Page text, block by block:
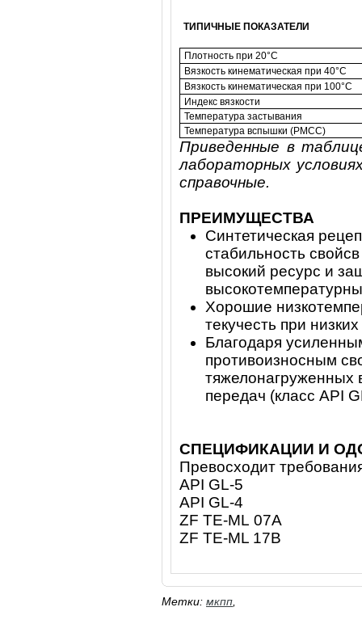
ТИПИЧНЫЕ ПОКАЗАТЕЛИ
Плотность при 20°C
Вязкость кинематическая при 40°C
Вязкость кинематическая при 100°C
Индекс вязкости
Температура застывания
Температура вспышки (PMCC)
Приведенные в
лабораторных
справочные.
ПРЕИМУЩЕСТВА
Синтетическая
стабильность
высокий ресурс и
Хорошие
текучесть при
Благодаря
противоизносным
тяжелонагруженных
передач (класс API
СПЕЦИФИКАЦИИ И
Превосходит
API GL-5
API GL-4
ZF TE-ML 07A
ZF TE-ML 17B
Метки: мкпп